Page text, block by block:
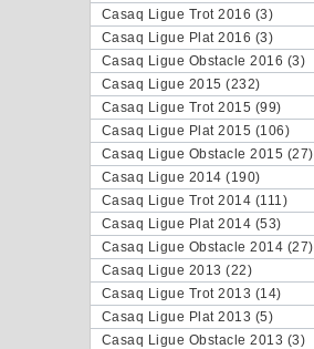
Casaq Ligue Trot 2016 (3)
Casaq Ligue Plat 2016 (3)
Casaq Ligue Obstacle 2016 (3)
Casaq Ligue 2015 (232)
Casaq Ligue Trot 2015 (99)
Casaq Ligue Plat 2015 (106)
Casaq Ligue Obstacle 2015 (27)
Casaq Ligue 2014 (190)
Casaq Ligue Trot 2014 (111)
Casaq Ligue Plat 2014 (53)
Casaq Ligue Obstacle 2014 (27)
Casaq Ligue 2013 (22)
Casaq Ligue Trot 2013 (14)
Casaq Ligue Plat 2013 (5)
Casaq Ligue Obstacle 2013 (3)